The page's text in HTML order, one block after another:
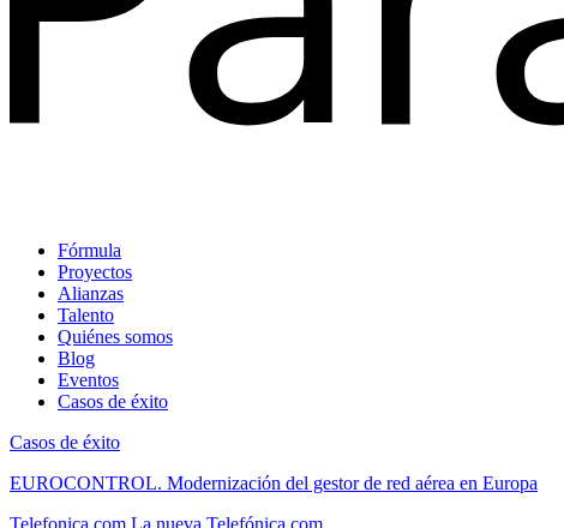
Fórmula
Proyectos
Alianzas
Talento
Quiénes somos
Blog
Eventos
Casos de éxito
Casos de éxito
EUROCONTROL. Modernización del gestor de red aérea en Europa
Telefonica.com La nueva Telefónica.com